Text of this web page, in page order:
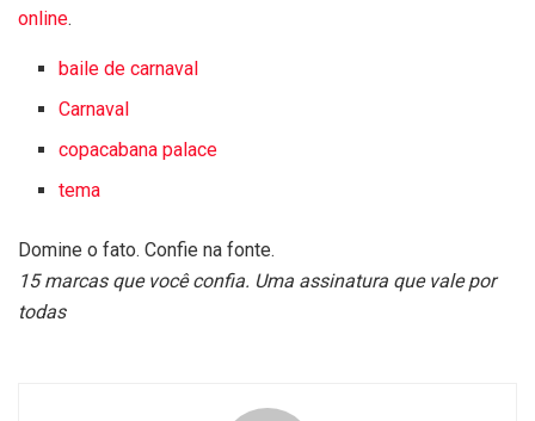
online.
baile de carnaval
Carnaval
copacabana palace
tema
Domine o fato. Confie na fonte.
15 marcas que você confia. Uma assinatura que vale por
todas